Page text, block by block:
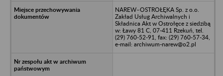
NAREW–OSTROŁĘKA Sp. z o.o.
Zakład Usług Archiwalnych i
Składnica Akt w Ostrołęce z siedzibą
w: Ławy 81 C, 07-411 Rzekuń, tel.
(29) 760-52-91, fax: (29) 760-57-34,
e-mail: archiwum-narew@o2.pl